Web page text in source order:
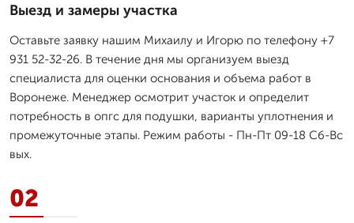
Выезд и замеры участка
Оставьте заявку нашим Михаилу и Игорю по телефону +7
931 52-32-26. В течение дня мы организуем выезд
специалиста для оценки основания и объема работ в
Воронеже. Менеджер осмотрит участок и определит
потребность в опгс для подушки, варианты уплотнения и
промежуточные этапы. Режим работы - Пн-Пт 09-18 Сб-Вс
вых.
02